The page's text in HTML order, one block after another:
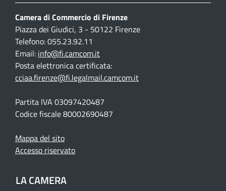
Camera di Commercio di Firenze
Piazza dei Giudici, 3 - 50122 Firenze
Telefono: 055.23.92.11
Email: info@fi.camcom.it
Posta elettronica certificata:
cciaa.firenze@fi.legalmail.camcom.it
Partita IVA 03097420487
Codice fiscale 80002690487
Mappa del sito
Accesso riservato
LA CAMERA